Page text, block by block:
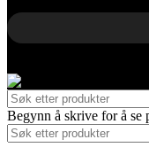
Begynn å skrive for å se